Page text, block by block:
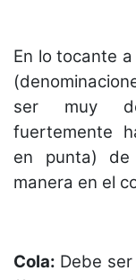
En lo tocante
ser muy
fuertemente
en punta) de
manera en el
Cola: Debe